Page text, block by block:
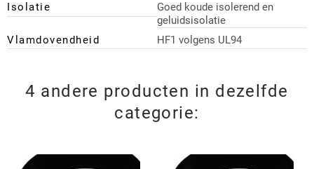
Isolatie
Goed koude isolerend en
geluidsisolatie
Vlamdovendheid
HF1 volgens UL94
4 andere producten in dezelfde
categorie: